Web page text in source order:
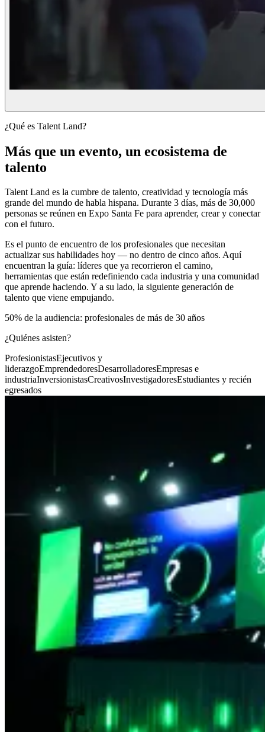
¿Qué es Talent Land?
Más que un evento, un ecosistema de
talento
Talent Land es la cumbre de talento, creatividad y tecnología más
grande del mundo de habla hispana. Durante 3 días, más de 30,000
personas se reúnen en Expo Santa Fe para aprender, crear y conectar
con el futuro.
Es el punto de encuentro de los profesionales que necesitan
actualizar sus habilidades hoy — no dentro de cinco años. Aquí
encuentran la guía: líderes que ya recorrieron el camino,
herramientas que están redefiniendo cada industria y una comunidad
que aprende haciendo. Y a su lado, la siguiente generación de
talento que viene empujando.
50% de la audiencia: profesionales de más de 30 años
¿Quiénes asisten?
ProfesionistasEjecutivos y
liderazgoEmprendedoresDesarrolladoresEmpresas e
industriaInversionistasCreativosInvestigadoresEstudiantes y recién
egresados